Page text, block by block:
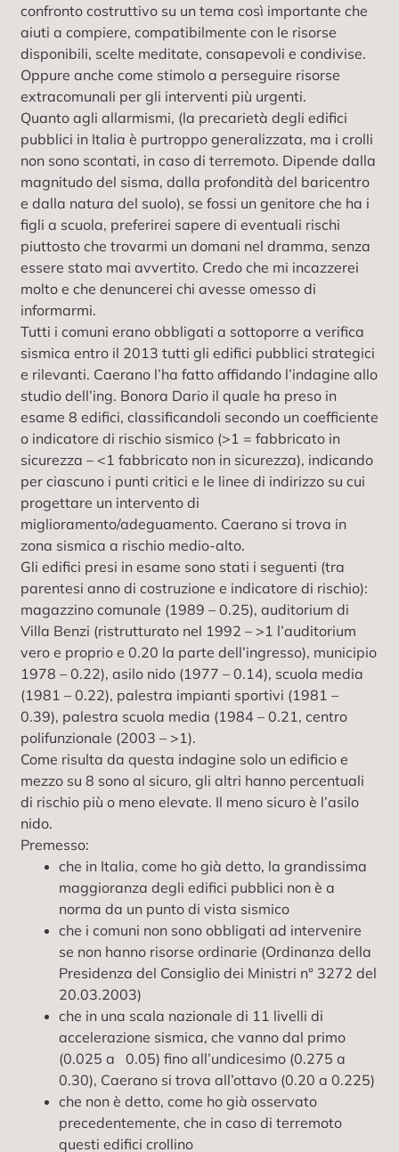
confronto costruttivo su un tema così importante che
aiuti a compiere, compatibilmente con le risorse
disponibili, scelte meditate, consapevoli e condivise.
Oppure anche come stimolo a perseguire risorse
extracomunali per gli interventi più urgenti.
Quanto agli allarmismi, (la precarietà degli edifici
pubblici in Italia è purtroppo generalizzata, ma i crolli
non sono scontati, in caso di terremoto. Dipende dalla
magnitudo del sisma, dalla profondità del baricentro
e dalla natura del suolo), se fossi un genitore che ha i
figli a scuola, preferirei sapere di eventuali rischi
piuttosto che trovarmi un domani nel dramma, senza
essere stato mai avvertito. Credo che mi incazzerei
molto e che denuncerei chi avesse omesso di
informarmi.
Tutti i comuni erano obbligati a sottoporre a verifica
sismica entro il 2013 tutti gli edifici pubblici strategici
e rilevanti. Caerano l’ha fatto affidando l’indagine allo
studio dell’ing. Bonora Dario il quale ha preso in
esame 8 edifici, classificandoli secondo un coefficiente
o indicatore di rischio sismico (>1 = fabbricato in
sicurezza – <1 fabbricato non in sicurezza), indicando
per ciascuno i punti critici e le linee di indirizzo su cui
progettare un intervento di
miglioramento/adeguamento. Caerano si trova in
zona sismica a rischio medio-alto.
Gli edifici presi in esame sono stati i seguenti (tra
parentesi anno di costruzione e indicatore di rischio):
magazzino comunale (1989 – 0.25), auditorium di
Villa Benzi (ristrutturato nel 1992 – >1 l’auditorium
vero e proprio e 0.20 la parte dell’ingresso), municipio
1978 – 0.22), asilo nido (1977 – 0.14), scuola media
(1981 – 0.22), palestra impianti sportivi (1981 –
0.39), palestra scuola media (1984 – 0.21, centro
polifunzionale (2003 – >1).
Come risulta da questa indagine solo un edificio e
mezzo su 8 sono al sicuro, gli altri hanno percentuali
di rischio più o meno elevate. Il meno sicuro è l’asilo
nido.
Premesso:
che in Italia, come ho già detto, la grandissima
maggioranza degli edifici pubblici non è a
norma da un punto di vista sismico
che i comuni non sono obbligati ad intervenire
se non hanno risorse ordinarie (Ordinanza della
Presidenza del Consiglio dei Ministri n° 3272 del
20.03.2003)
che in una scala nazionale di 11 livelli di
accelerazione sismica, che vanno dal primo
(0.025 a 0.05) fino all’undicesimo (0.275 a
0.30), Caerano si trova all’ottavo (0.20 a 0.225)
che non è detto, come ho già osservato
precedentemente, che in caso di terremoto
questi edifici crollino